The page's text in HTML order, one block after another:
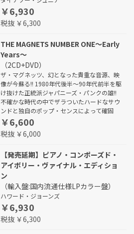
￥6,930
税抜 ￥6,300
THE MAGNETS NUMBER ONE～Early
Years～
（2CD+DVD）
ザ・マグネッツ、幻となった貴重な音源、映
像が今蘇る!! 1980年代後半～90年代前半を駆
け抜けた正統派ジャパニーズ・パンクの雄!!
不確かな時代の中でザラついたハードなサウ
ンドと独自のポップ・センスによって確固
￥6,600
税抜 ￥6,000
【発売延期】ピアノ・コンポーズド・
アイボリー・ヴァイナル・エディショ
ン
（輸入盤:国内流通仕様LPカラー盤）
ハワード・ジョーンズ
￥6,930
税抜 ￥6,300